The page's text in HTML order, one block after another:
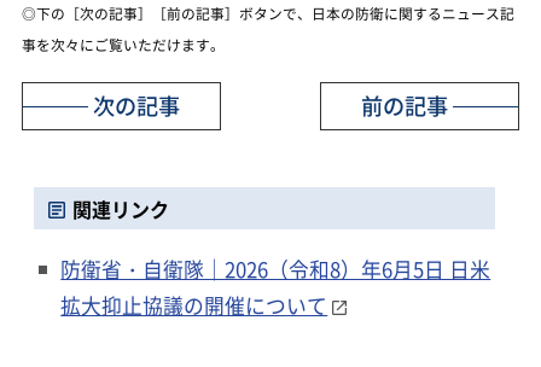
◎下の［次の記事］［前の記事］ボタンで、日本の防衛に関するニュース記
事を次々にご覧いただけます。
前の記事
次の記事
関連リンク
防衛省・自衛隊｜2026（令和8）年6月5日 日米
拡大抑止協議の開催について